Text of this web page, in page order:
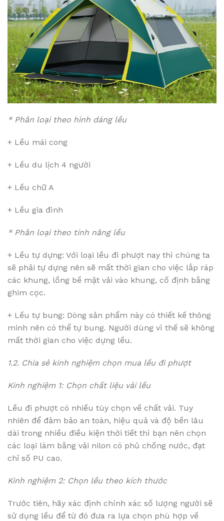
* Phân loại theo hình dáng lều
+ Lều mái cong
+ Lều du lịch 4 người
+ Lều chữ A
+ Lều gia đình
* Phân loại theo tính năng lều
+ Lều tự dựng: Với loại lều đi phượt nay thì chúng ta
sẽ phải tự dựng nên sẽ mất thời gian cho việc lắp ráp
các khung, lồng bề mặt vải vào khung, cố định bằng
ghim cọc.
+ Lều tự bung: Dòng sản phẩm này có thiết kế thông
minh nên có thể tự bung. Người dùng vì thế sẽ không
mất thời gian cho việc dựng lều.
1.2. Chia sẻ kinh nghiệm chọn mua lều đi phượt
Kinh nghiệm 1: Chọn chất liệu vải lều
Lều đi phượt có nhiều tùy chọn về chất vải. Tuy
nhiên để đảm bảo an toàn, hiệu quả và độ bền lâu
dài trong nhiều điều kiện thời tiết thì bạn nên chọn
các loại làm bằng vải nilon có phủ chống nước, đạt
chỉ số PU cao.
Kinh nghiệm 2: Chọn lều theo kích thước
Trước tiên, hãy xác định chính xác số lượng người sẽ
sử dụng lều để từ đó đưa ra lựa chọn phù hợp về